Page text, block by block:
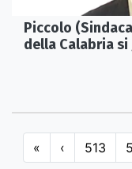
Piccolo
della Calabria
« ‹ 513